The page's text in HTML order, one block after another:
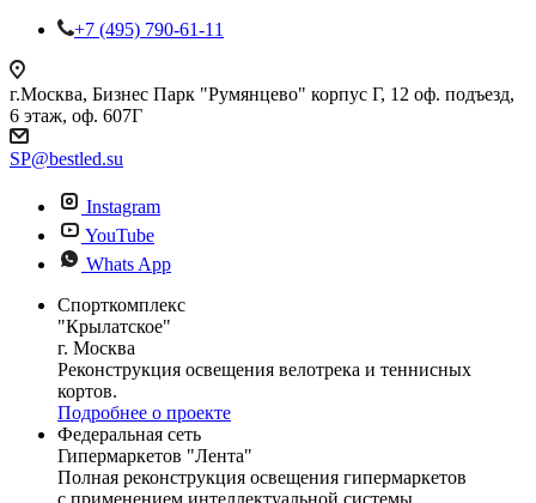
+7 (495) 790-61-11
г.Москва, Бизнес Парк "Румянцево" корпус Г, 12 оф. подъезд,
6 этаж, оф. 607Г
SP@bestled.su
Instagram
YouTube
Whats App
Спорткомплекс
"Крылатское"
г. Москва
Реконструкция освещения велотрека и теннисных
кортов.
Подробнее о проекте
Федеральная сеть
Гипермаркетов "Лента"
Полная реконструкция освещения гипермаркетов
с применением интеллектуальной системы